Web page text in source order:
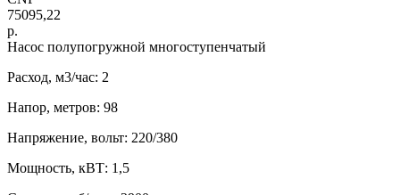
75095,22
р.
Насос полупогружной многоступенчатый
Расход, м3/час: 2
Напор, метров: 98
Напряжение, вольт: 220/380
Мощность, кВТ: 1,5